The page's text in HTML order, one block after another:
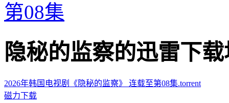
第08集
隐秘的监察的迅雷下载
2026年韩国电视剧《隐秘的监察》 连载至第08集.torrent
磁力下载